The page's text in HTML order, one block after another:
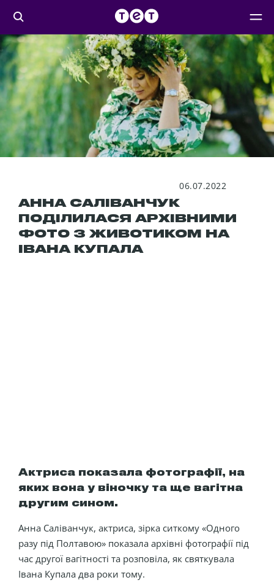
06.07.2022
АННА САЛІВАНЧУК
ПОДІЛИЛАСЯ АРХІВНИМИ
ФОТО З ЖИВОТИКОМ НА
ІВАНА КУПАЛА
Актриса показала фотографії, на
яких вона у віночку та ще вагітна
другим сином.
Анна Саліванчук, актриса, зірка ситкому «Одного
разу під Полтавою» показала архівні фотографії під
час другої вагітності та розповіла, як святкувала
Івана Купала два роки тому.